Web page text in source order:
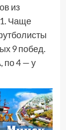
из
Чаще
9 побед.
по 4 — у